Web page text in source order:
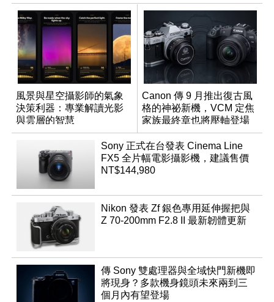
風景與星空攝影師的氣象
決策利器：專業解讀光影
與雲層的智慧
App「Atmos」登場
Canon 傳 9 月推出復古風
格的神祕新機，VCM 定焦
家族最終章也將壓軸登場
Sony 正式在台發表 Cinema Line
FX5 全片幅電影攝影機，建議售價
NT$144,980
Nikon 發表 Zf 銀色專用延伸握把與
Z 70-200mm F2.8 II 最新韌體更新
傳 Sony 雙處理器與全域快門新機即
將現身？多款機身鏡頭未來兩到三
個月內有望登場